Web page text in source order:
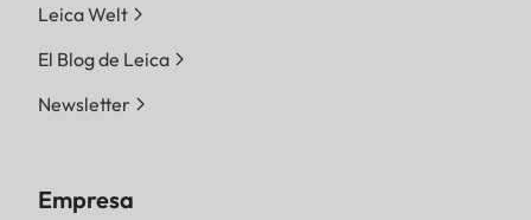
Leica Welt
El Blog de Leica
Newsletter
Empresa